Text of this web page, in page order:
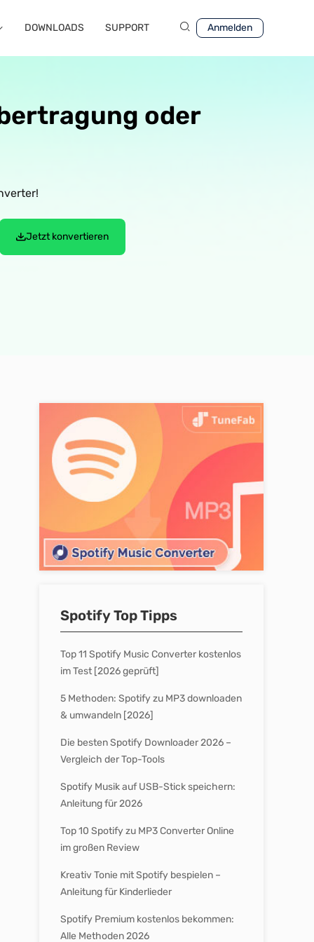
DOWNLOADS SUPPORT Anmelden
oder
Jetzt konvertieren
Spotify Top Tipps
Top 11 Spotify Music Converter kostenlos
im Test [2026 geprüft]
5 Methoden: Spotify zu MP3 downloaden
& umwandeln [2026]
Die besten Spotify Downloader 2026 –
Vergleich der Top-Tools
Spotify Musik auf USB-Stick speichern:
Anleitung für 2026
Top 10 Spotify zu MP3 Converter Online
im großen Review
Kreativ Tonie mit Spotify bespielen –
Anleitung für Kinderlieder
Spotify Premium kostenlos bekommen:
Alle Methoden 2026